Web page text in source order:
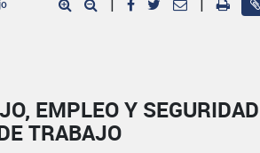
| |
EMPLEO Y SEGURIDAD
TRABAJO